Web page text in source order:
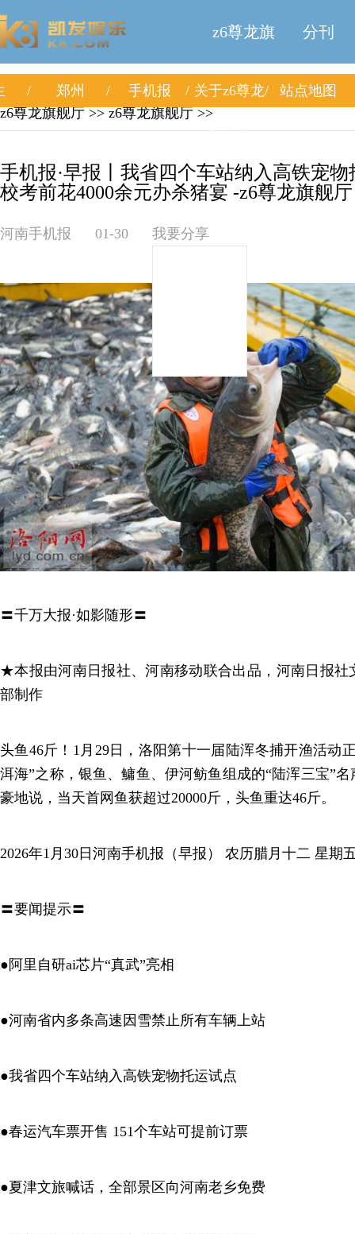
z6尊龙旗
舰厅
分刊
郑州 手机报 关于z6尊龙
站点地图
z6尊龙旗舰厅 >> z6尊龙旗舰厅 >>
手机报·早报丨我省四个车站纳入高铁宠
校考前花4000余元办杀猪宴 -z6尊龙旗舰厅
河南手机报 01-30 我要分享
〓千万大报·如影随形〓
★本报由河南日报社、河南移动联合出品，河南日报社
部制作
头鱼46斤！1月29日，洛阳第十一届陆浑冬捕开渔活动
洱海”之称，银鱼、鳙鱼、伊河鲂鱼组成的“陆浑三宝”
豪地说，当天首网鱼获超过20000斤，头鱼重达46斤。
2026年1月30日河南手机报（早报） 农历腊月十二 星期
〓要闻提示〓
●阿里自研ai芯片“真武”亮相
●河南省内多条高速因雪禁止所有车辆上站
●我省四个车站纳入高铁宠物托运试点
●春运汽车票开售 151个车站可提前订票
●夏津文旅喊话，全部景区向河南老乡免费